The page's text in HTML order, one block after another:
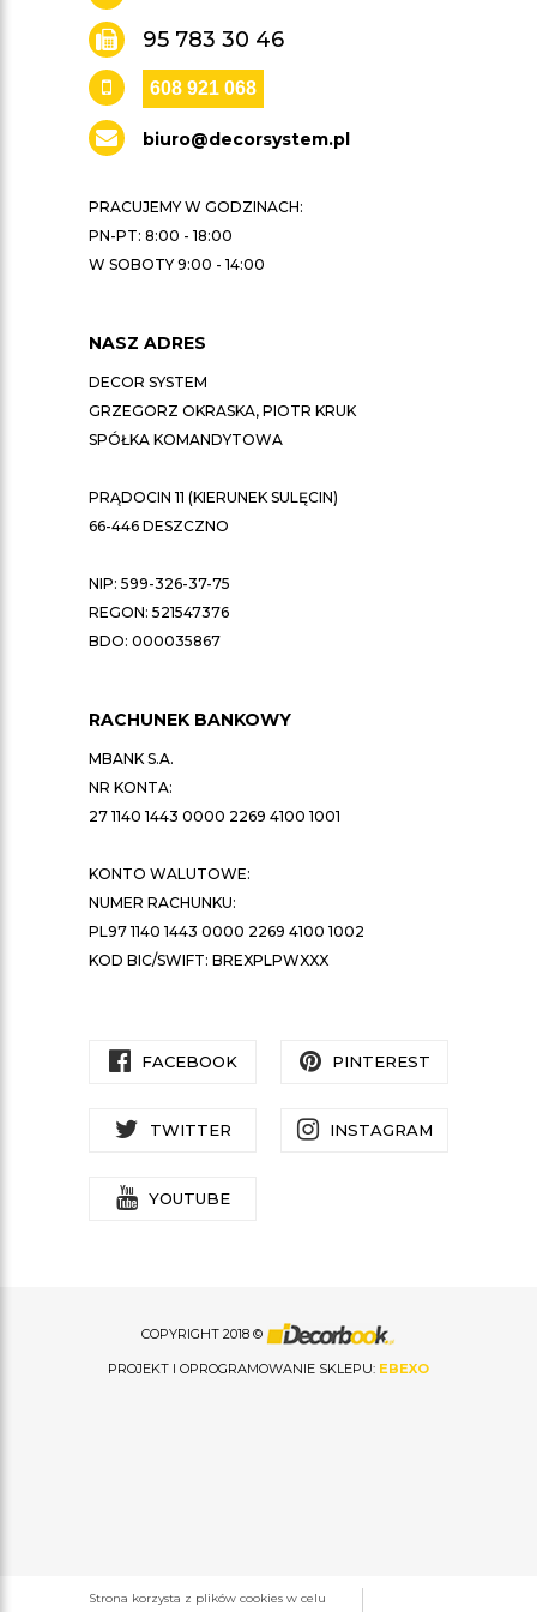
95 783 30 46
608 921 068
biuro@decorsystem.pl
PRACUJEMY W GODZINACH:
PN-PT: 8:00 - 18:00
W SOBOTY 9:00 - 14:00
NASZ ADRES
DECOR SYSTEM
GRZEGORZ OKRASKA, PIOTR KRUK
SPÓŁKA KOMANDYTOWA
PRĄDOCIN 11 (KIERUNEK SULĘCIN)
66-446 DESZCZNO
NIP: 599-326-37-75
REGON: 521547376
BDO: 000035867
RACHUNEK BANKOWY
MBANK S.A.
NR KONTA:
27 1140 1443 0000 2269 4100 1001
KONTO WALUTOWE:
NUMER RACHUNKU:
PL97 1140 1443 0000 2269 4100 1002
KOD BIC/SWIFT: BREXPLPWXXX
FACEBOOK PINTEREST
TWITTER INSTAGRAM
YOUTUBE
COPYRIGHT 2018 ©
PROJEKT I OPROGRAMOWANIE SKLEPU: EBEXO
Strona korzysta z plików cookies w celu